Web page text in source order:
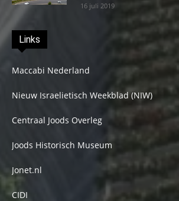
16 juli 2019
Links
Maccabi Nederland
Nieuw Israelietisch Weekblad (NIW)
Centraal Joods Overleg
Joods Historisch Museum
Jonet.nl
CIDI